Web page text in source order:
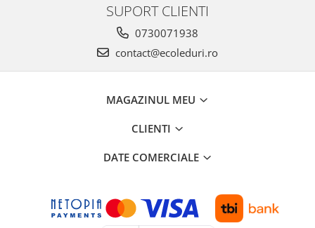
SUPORT CLIENTI
0730071938
contact@ecoleduri.ro
MAGAZINUL MEU
CLIENTI
DATE COMERCIALE